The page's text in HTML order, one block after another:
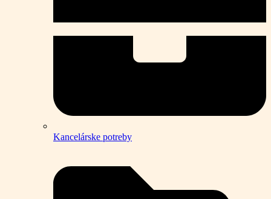
Kancelárske potreby